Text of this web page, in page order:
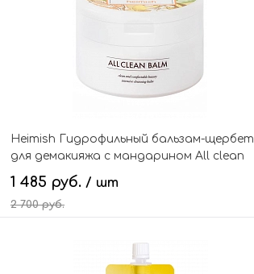
Heimish Гидрофильный бальзам-щербет
для демакияжа с мандарином All clean
balm mandarin
1 485 руб. / шт
2 700 руб.